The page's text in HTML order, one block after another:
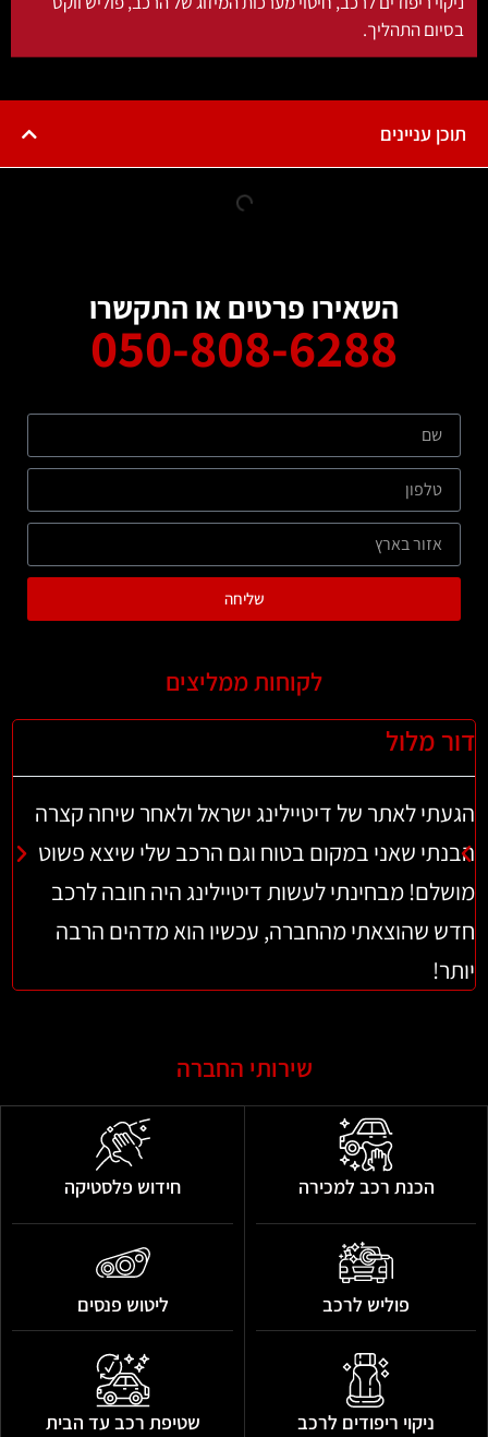
עניינים
השאירו פרטים או התקשרו
050-808-6288
שליחה
לקוחות ממליצים
מלול
לאתר של דיטיילינג ישראל ולאחר שיחה קצרה
שאני במקום בטוח וגם הרכב שלי שיצא פשוט
מבחינתי לעשות דיטיילינג היה חובה לרכב
שהוצאתי מהחברה, עכשיו הוא מדהים הרבה
3)
שירותי החברה
הכנת רכב למכירה
פוליש לרכב
ניקוי ריפודים לרכב
חידוש פלסטיקה
ליטוש פנסים
שטיפת רכב עד הבית
התהליך.